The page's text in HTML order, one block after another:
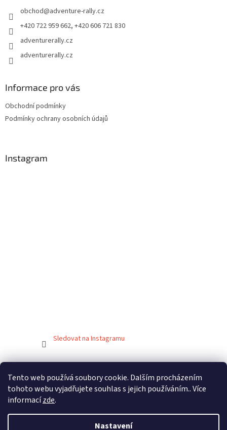
Tento web používá soubory cookie. Dalším procházením
tohoto webu vyjadřujete souhlas s jejich používáním.. Více
informacízde.
Nastavení
obchod@adventure-rally.cz
+420 722 959 662, +420 606 721 830
adventurerally.cz
adventurerally.cz
Informace pro vás
Obchodní podmínky
Podmínky ochrany osobních údajů
Instagram
Sledovat na Instagramu
ADVENTURE-RALLY.CZ